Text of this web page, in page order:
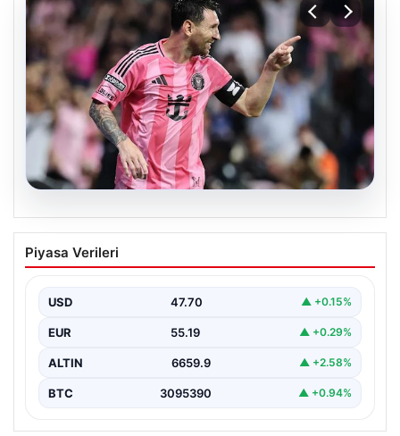
Dünya Kupası sonrası da durmuyor!
Messi yapacağını yaptı
Piyasa Verileri
USD 47.70 ▲ +0.15%
EUR 55.19 ▲ +0.29%
ALTIN 6659.9 ▲ +2.58%
BTC 3095390 ▲ +0.94%